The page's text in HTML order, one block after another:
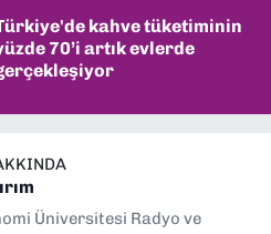
kahve tüketiminin
70’i artık evlerde
Üniversitesi Radyo ve